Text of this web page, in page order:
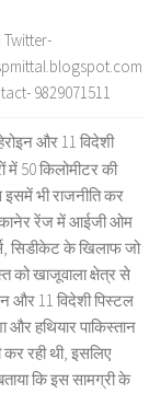
9829071511
और 11 विदेशी
में 50 किलोमीटर की
भी राजनीति कर
रेंज में आईजी ओम
सिडीकेट के खिलाफ जो
को खाजूवाला क्षेत्र से
और 11 विदेशी पिस्टल
हथियार पाकिस्तान
कर रही थी, इसलिए
कि इस सामग्री के